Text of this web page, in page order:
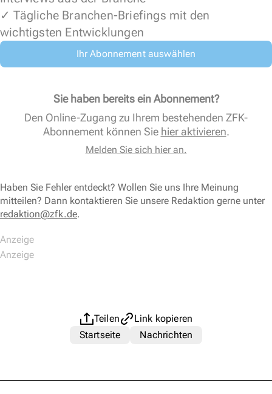
✓ Tägliche Branchen-Briefings mit den
wichtigsten Entwicklungen
Ihr Abonnement auswählen
Sie haben bereits ein Abonnement?
Den Online-Zugang zu Ihrem bestehenden ZFK-
Abonnement können Sie hier aktivieren.
Melden Sie sich hier an.
Haben Sie Fehler entdeckt? Wollen Sie uns Ihre Meinung
mitteilen? Dann kontaktieren Sie unsere Redaktion gerne unter
redaktion@zfk.de.
Teilen
Link kopieren
Startseite
Nachrichten